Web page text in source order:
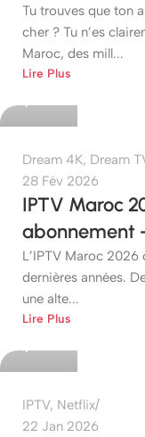
Tu trouves que ton
cher ? Tu n’es
Maroc, des mill...
Lire Plus
etshop
Dream 4K, Dream
28 Fév 2026
IPTV Maroc
abonnement
L’IPTV Maroc
dernières années.
une alte...
Lire Plus
etshop
IPTV, Netflix
22 Jan 2026